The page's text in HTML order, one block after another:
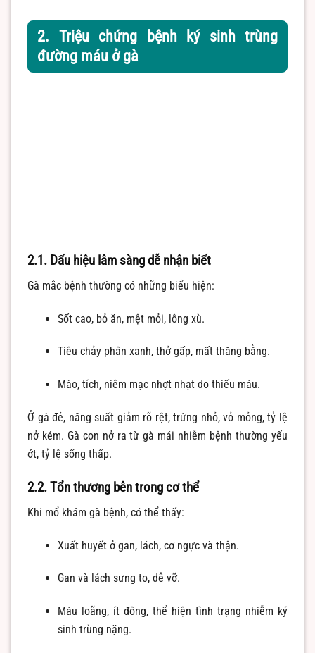
2. Triệu chứng bệnh ký sinh trùng
đường máu ở gà
2.1. Dấu hiệu lâm sàng dễ nhận biết
Gà mắc bệnh thường có những biểu hiện:
Sốt cao, bỏ ăn, mệt mỏi, lông xù.
Tiêu chảy phân xanh, thở gấp, mất thăng bằng.
Mào, tích, niêm mạc nhợt nhạt do thiếu máu.
Ở gà đẻ, năng suất giảm rõ rệt, trứng nhỏ, vỏ mỏng, tỷ lệ
nở kém. Gà con nở ra từ gà mái nhiễm bệnh thường yếu
ớt, tỷ lệ sống thấp.
2.2. Tổn thương bên trong cơ thể
Khi mổ khám gà bệnh, có thể thấy:
Xuất huyết ở gan, lách, cơ ngực và thận.
Gan và lách sưng to, dễ vỡ.
Máu loãng, ít đông, thể hiện tình trạng nhiễm ký
sinh trùng nặng.